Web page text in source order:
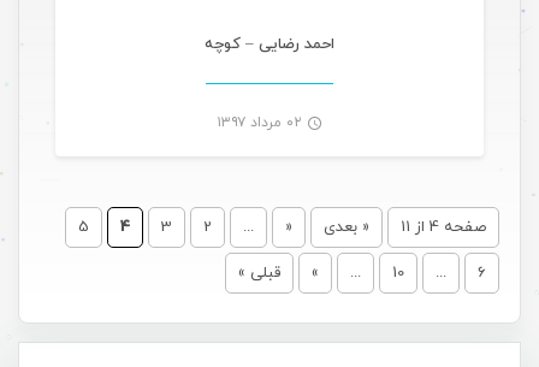
احمد رضایی – کوچه
۰۲ مرداد ۱۳۹۷
صفحه 4 از 11 « بعدی «
...
2
3
4
5
6
...
10
...
» قبلی »